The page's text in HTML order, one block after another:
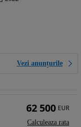
Vezi anunțurile
62 500 EUR
Calculeaza rata